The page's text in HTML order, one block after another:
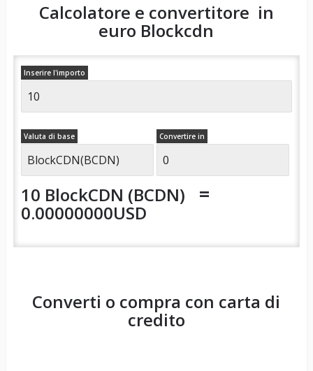
Calcolatore e convertitore in
euro Blockcdn
Inserire l'importo
Valuta di base Convertire in
10 BlockCDN (BCDN) =
0.00000000USD
Converti o compra con carta di
credito